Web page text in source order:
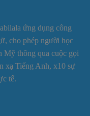
ứng dụng công
cho phép người học
Mỹ thông qua cuộc gọi
xạ Tiếng Anh, x10 sự
tế.